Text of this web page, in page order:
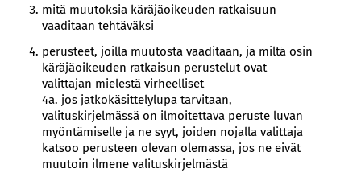
mitä muutoksia käräjäoikeuden ratkaisuun
vaaditaan tehtäväksi
perusteet, joilla muutosta vaaditaan, ja miltä osin
käräjäoikeuden ratkaisun perustelut ovat
valittajan mielestä virheelliset
4a. jos jatkokäsittelylupa tarvitaan,
valituskirjelmässä on ilmoitettava peruste luvan
myöntämiselle ja ne syyt, joiden nojalla valittaja
katsoo perusteen olevan olemassa, jos ne eivät
muutoin ilmene valituskirjelmästä